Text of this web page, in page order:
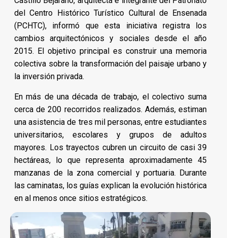
del Centro Histórico Turístico Cultural de Ensenada
(PCHTC), informó que esta iniciativa registra los
cambios arquitectónicos y sociales desde el año
2015. El objetivo principal es construir una memoria
colectiva sobre la transformación del paisaje urbano y
la inversión privada.
En más de una década de trabajo, el colectivo suma
cerca de 200 recorridos realizados. Además, estiman
una asistencia de tres mil personas, entre estudiantes
universitarios, escolares y grupos de adultos
mayores. Los trayectos cubren un circuito de casi 39
hectáreas, lo que representa aproximadamente 45
manzanas de la zona comercial y portuaria. Durante
las caminatas, los guías explican la evolución histórica
en al menos once sitios estratégicos.